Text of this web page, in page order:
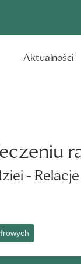
Aktualności
-